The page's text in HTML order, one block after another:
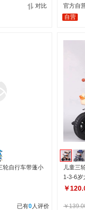
对比
官方自
自营
轮自行车带蓬小
已有0人评价
儿童三
1-3-6岁
￥
￥